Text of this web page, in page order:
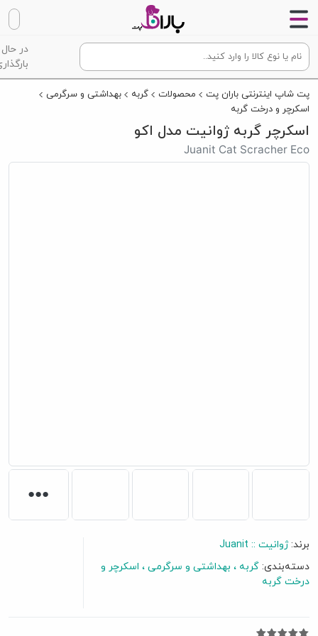
در حال
پت شاپ اینترنتی باران پت محصولات گربه
بهداشتی و سرگرمی
اسکرچر و درخت گربه
اسکرچر‌ گربه ژوانیت مدل اکو
Juanit Cat Scracher Eco
برند:ژوانیت :: Juanit
دسته‌بندی: گربه بهداشتی و سرگرمی
اسکرچر و
درخت گربه